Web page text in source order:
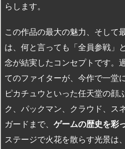
らします。
この作品の最大の魅力、そして
は、何と言っても「全員参戦」
念が結実したコンセプトです。
てのファイターが、今作で一堂
ピカチュウといった任天堂の顔
ク、パックマン、クラウド、ス
ガードまで、 ゲームの歴史を彩
ステージで火花を散らす光景は